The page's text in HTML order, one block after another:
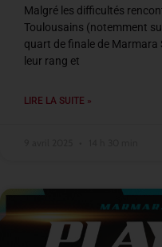
Malgré les difficultés
Toulousains (notemment
quart de finale de Marmara
leur rang et
LIRE LA SUITE »